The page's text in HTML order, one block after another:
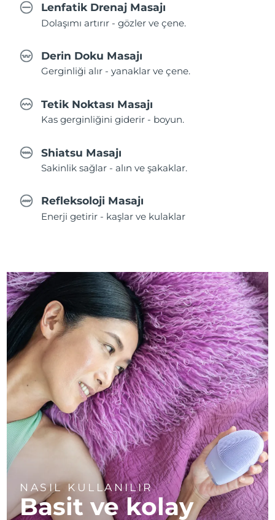
Lenfatik Drenaj Masajı
Dolaşımı artırır - gözler ve çene.
Derin Doku Masajı
Gerginliği alır - yanaklar ve çene.
Tetik Noktası Masajı
Kas gerginliğini giderir - boyun.
Shiatsu Masajı
Sakinlik sağlar - alın ve şakaklar.
Refleksoloji Masajı
Enerji getirir - kaşlar ve kulaklar
NASIL KULLANILIR
Basit ve kolay